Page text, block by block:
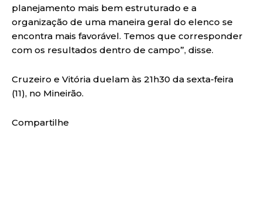
planejamento mais bem estruturado e a
organização de uma maneira geral do elenco se
encontra mais favorável. Temos que corresponder
com os resultados dentro de campo”, disse.
Cruzeiro e Vitória duelam às 21h30 da sexta-feira
(11), no Mineirão.
Compartilhe